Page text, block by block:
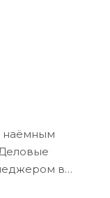
наёмным
в